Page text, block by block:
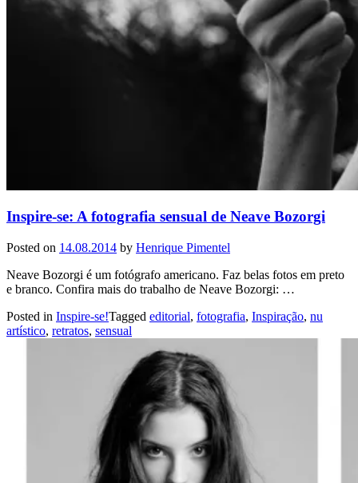
Inspire-se: A fotografia sensual de Neave Bozorgi
Posted on 14.08.2014 by Henrique Pimentel
Neave Bozorgi é um fotógrafo americano. Faz belas fotos em preto
e branco. Confira mais do trabalho de Neave Bozorgi: …
Posted in Inspire-se!Tagged editorial, fotografia, Inspiração, nu
artístico, retratos, sensual